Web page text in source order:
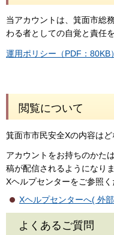
当アカウントは、箕面市総
わる者としての自覚と責任
運用ポリシー（PDF：80KB）
閲覧について
箕面市市民安全Xの内容は
アカウントをお持ちのかた
稿が配信されるようになり
Xヘルプセンターをご参照く
Xヘルプセンターへ( 外
よくあるご質問